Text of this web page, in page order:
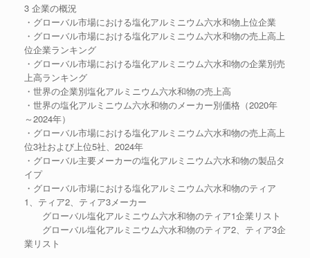
3 企業の概況
・グローバル市場における塩化アルミニウム六水和物上位企業
・グローバル市場における塩化アルミニウム六水和物の売上高上
位企業ランキング
・グローバル市場における塩化アルミニウム六水和物の企業別売
上高ランキング
・世界の企業別塩化アルミニウム六水和物の売上高
・世界の塩化アルミニウム六水和物のメーカー別価格（2020年
～2024年）
・グローバル市場における塩化アルミニウム六水和物の売上高上
位3社および上位5社、2024年
・グローバル主要メーカーの塩化アルミニウム六水和物の製品タ
イプ
・グローバル市場における塩化アルミニウム六水和物のティア
1、ティア2、ティア3メーカー
グローバル塩化アルミニウム六水和物のティア1企業リスト
グローバル塩化アルミニウム六水和物のティア2、ティア3企
業リスト